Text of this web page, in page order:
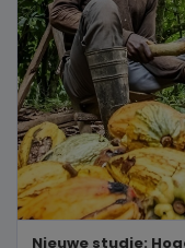
Nieuwe studie: